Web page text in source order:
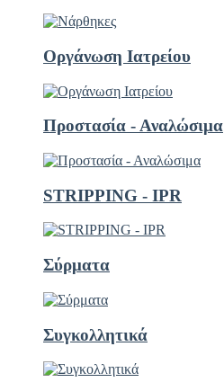
Οργάνωση Ιατρείου
Προστασία - Αναλώσιμα
STRIPPING - ΙΡR
Σύρματα
Συγκολλητικά